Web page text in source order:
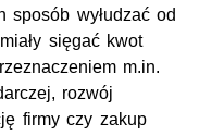
wyłudzać od
sięgać kwot
m.in.
rozwój
firmy czy zakup